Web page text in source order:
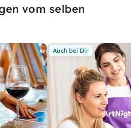
oder Fortgeschrittener.
vom selben
Auch bei Dir